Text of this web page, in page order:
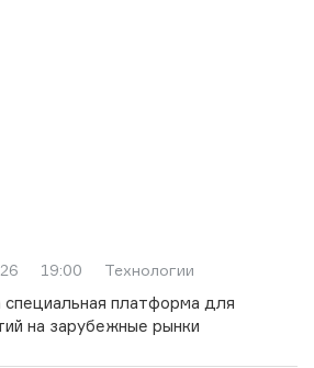
19:00 Технологии
платформа для
на зарубежные рынки